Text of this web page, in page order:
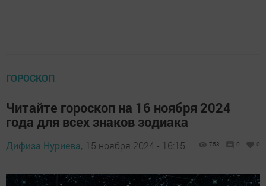
ГОРОСКОП
Читайте гороскоп на 16 ноября 2024
года для всех знаков зодиака
Дифиза Нуриева, 15 ноября 2024 - 16:15 753 0 0